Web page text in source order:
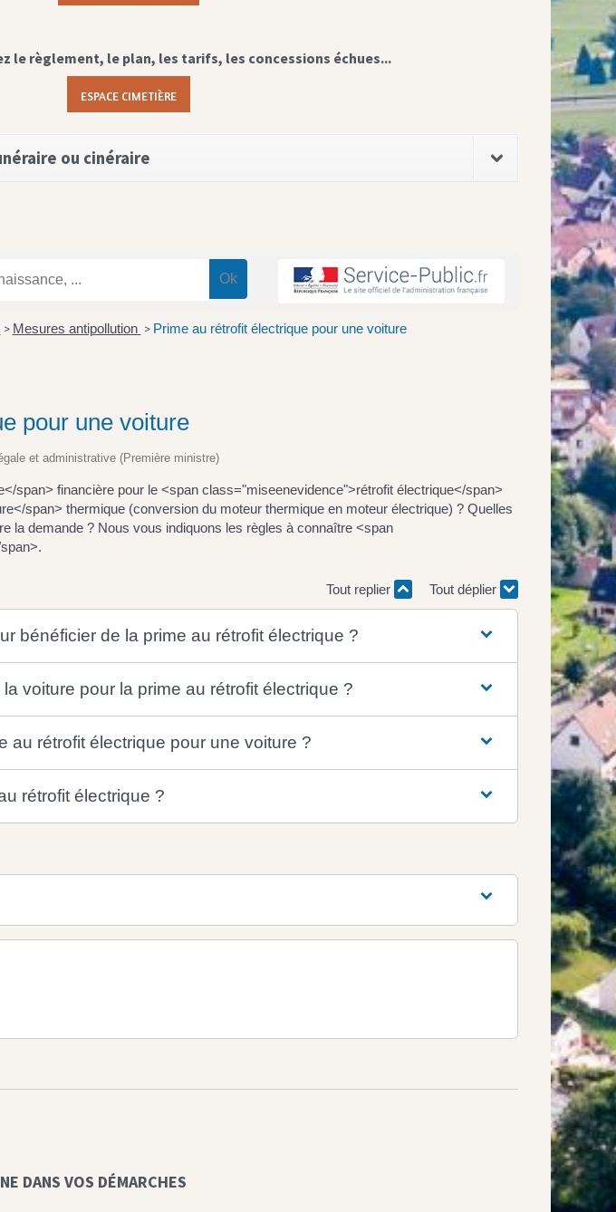
le règlement, le plan, les tarifs, les concessions échues...
ESPACE CIMETIÈRE
ou cinéraire
> Mesures antipollution > Prime au rétrofit électrique pour une voiture
pour une voiture
et administrative (Première ministre)
span> financière pour le <span class="miseenevidence">rétrofit électrique</span>
span> thermique (conversion du moteur thermique en moteur électrique) ? Quelles
la demande ? Nous vous indiquons les règles à connaître <span
Tout replier Tout déplier
bénéficier de la prime au rétrofit électrique ?
voiture pour la prime au rétrofit électrique ?
au rétrofit électrique pour une voiture ?
rétrofit électrique ?
DANS VOS DÉMARCHES